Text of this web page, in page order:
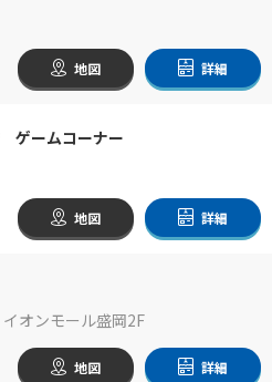
地図 詳細
ゲームコーナー
地図 詳細
オンモール盛岡2F
地図 詳細